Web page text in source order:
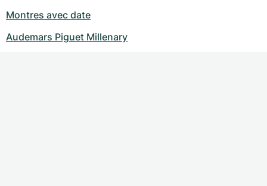
Montres avec date
Audemars Piguet Millenary